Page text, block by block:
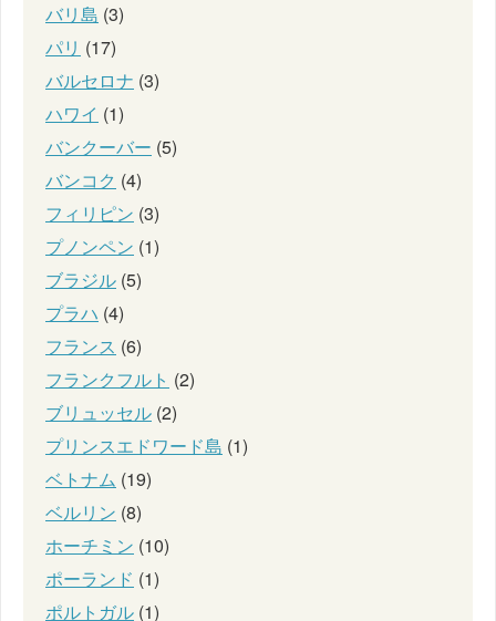
バリ島 (3)
パリ (17)
バルセロナ (3)
ハワイ (1)
バンクーバー (5)
バンコク (4)
フィリピン (3)
プノンペン (1)
ブラジル (5)
プラハ (4)
フランス (6)
フランクフルト (2)
ブリュッセル (2)
プリンスエドワード島 (1)
ベトナム (19)
ベルリン (8)
ホーチミン (10)
ポーランド (1)
ポルトガル (1)